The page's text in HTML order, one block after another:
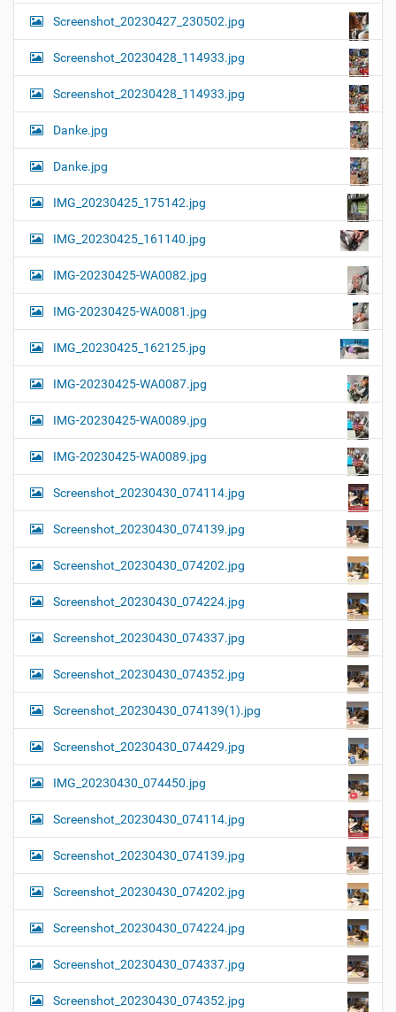
Screenshot_20230427_230502.jpg
Screenshot_20230428_114933.jpg
Screenshot_20230428_114933.jpg
Danke.jpg
Danke.jpg
IMG_20230425_175142.jpg
IMG_20230425_161140.jpg
IMG-20230425-WA0082.jpg
IMG-20230425-WA0081.jpg
IMG_20230425_162125.jpg
IMG-20230425-WA0087.jpg
IMG-20230425-WA0089.jpg
IMG-20230425-WA0089.jpg
Screenshot_20230430_074114.jpg
Screenshot_20230430_074139.jpg
Screenshot_20230430_074202.jpg
Screenshot_20230430_074224.jpg
Screenshot_20230430_074337.jpg
Screenshot_20230430_074352.jpg
Screenshot_20230430_074139(1).jpg
Screenshot_20230430_074429.jpg
IMG_20230430_074450.jpg
Screenshot_20230430_074114.jpg
Screenshot_20230430_074139.jpg
Screenshot_20230430_074202.jpg
Screenshot_20230430_074224.jpg
Screenshot_20230430_074337.jpg
Screenshot_20230430_074352.jpg